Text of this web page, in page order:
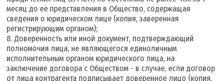
месяц до её представления в Общество, содержащая
сведения о юридическом лице (копия, заверенная
регистрирующим органом);
8. Доверенность или иной документ, подтверждающий
полномочия лица, не являющегося единоличным
исполнительным органом юридического лица, на
заключение договора с Обществом - в случае, если договор
от лица контрагента подписывает доверенное лицо (копия,